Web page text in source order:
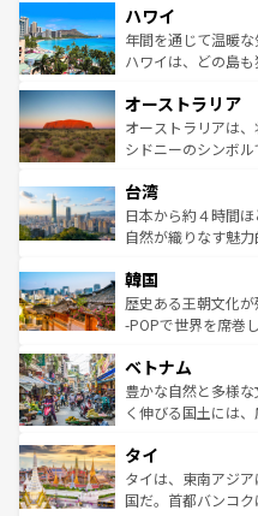
ば市内交通費無料で観
着のスイス情報は
のような巨大都市は
ンメントが詰まっ
西部には大自然が
部のニューオーリン
文化が魅力。旅行者
しみながら、その
ならではの贅沢な旅のスタイル
情報はコンテンツ一
ハワイ
年間を通じて温暖
ハワイは、どの島
ワイ島は見逃せない
島だが、静かな自然
おすすめ。エメラ
れるおもてなしの心
人々、おいしいロ
ク、伝統的なフラ
ワイを、存分に味わってほしい。
はコンテンツ一覧
オーストラリア
オーストラリアは、
シドニーのシンボ
リアリーフや大陸中
ク）、タスマニア
ど、見どころがた
いる。アクティビテ
ビング、ハイキン
い。オーストラリ
参照してほしい。
台湾
日本から約４時間
自然が織りなす魅
ン）、静ひつな山岳
と山間の静けさが
驚きをもたらして
容にもいいと評判の
が味わえ
照してほしい。
韓国
歴史ある王朝文化
-POPで世界を席巻
き、地方に足を延ば
できる。そして、
まで、さまざまな
リティに包まれなが
覧を参照してほしい
ベトナム
豊かな自然と多様
く伸びる国土には
急速な発展と共に伝
ーチミン市のフラ
醸し出している。
タイ
タイは、東南アジ
国だ。首都バンコ